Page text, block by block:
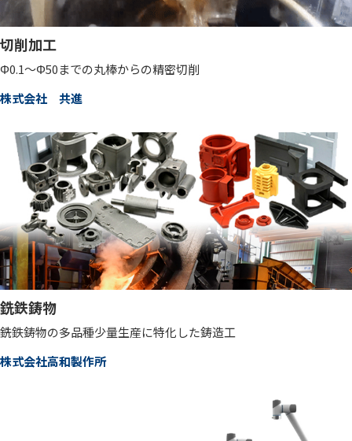
切削加工
Φ0.1～Φ50までの丸棒からの精密切削
株式会社 共進
銑鉄鋳物
銑鉄鋳物の多品種少量生産に特化した鋳造工
株式会社高和製作所